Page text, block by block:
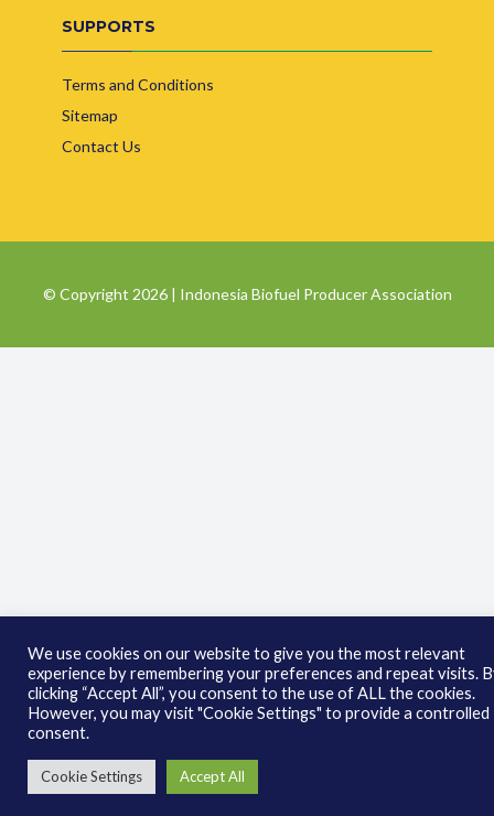
SUPPORTS
Terms and Conditions
Sitemap
Contact Us
© Copyright 2026 | Indonesia Biofuel Producer Association
We use cookies on our website to give you the most relevant
experience by remembering your preferences and repeat visits.
clicking “Accept All”, you consent to the use of ALL the cookies.
However, you may visit "Cookie Settings" to provide a controlled
consent.
Cookie Settings Accept All